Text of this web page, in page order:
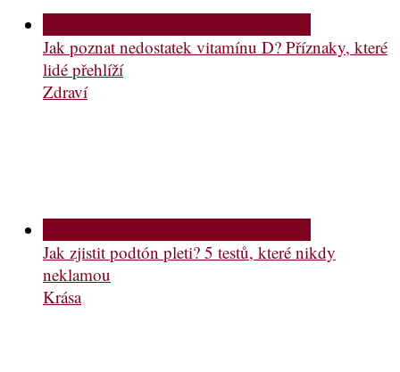
Jak poznat nedostatek vitamínu D? Příznaky, které
lidé přehlíží
Zdraví
Jak zjistit podtón pleti? 5 testů, které nikdy
neklamou
Krása